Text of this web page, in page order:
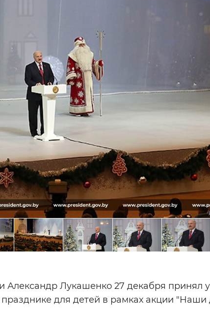
Александр Лукашенко 27 декабря принял
для детей в рамках акции "Наши